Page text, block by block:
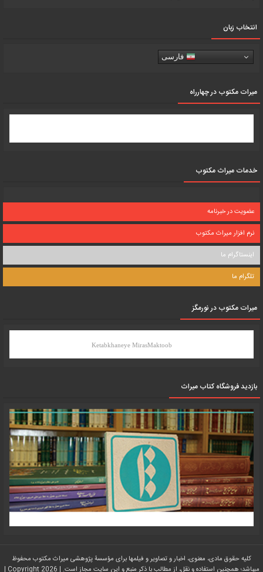
انتخاب زبان
فارسی
میرات مکتوب در چهارراه
خدمات میراث مکتوب
عضویت در خبرنامه
نرم افزار میراث مکتوب
اینستاگرام ما
تلگرام ما
میرات مکتوب در نورمگز
Ketabkhaneye MirasMaktoob
بازدید فروشگاه کتاب میراث
کلیه حقوق مادی، معنوی، اخبار و تصاویر و فیلمها برای مؤسسۀ پژوهشی میراث مکتوب محفوظ
میباشد؛ همچنین استفاده و نقل، از مطالب با ذکر منبع و این سایت مجاز است. | Copyright 2026 |